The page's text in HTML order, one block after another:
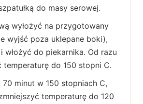
do masy serowej.
wyłożyć na przygotowany
wyjść poza uklepane boki),
włożyć do piekarnika. Od razu
temperaturę do 150 stopni C.
70 minut w 150 stopniach C,
temperaturę do 120